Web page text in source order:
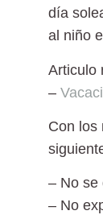
día
al niño
Articulo
–
Con los
– No se
– No